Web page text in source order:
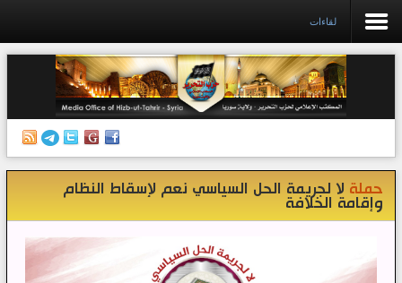
الرئيسية
إصدارات
أنشطة وفعاليات
منبر الصحافة
تواصل معنا
لقاءات
حملة لا لجريمة الحل السياسي نعم لإسقاط النظام
وإقامة الخلافة